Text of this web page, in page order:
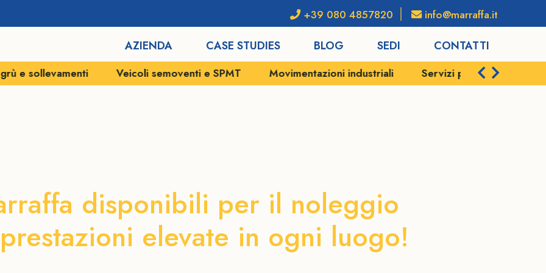
+39 080 4857820 info@marraffa.it
AZIENDA CASE STUDIES BLOG SEDI
CONTATTI
Veicoli semoventi e SPMT Movimentazioni industriali Servizi portuali Spedizioni e
disponibili per il noleggio
elevate in ogni luogo!